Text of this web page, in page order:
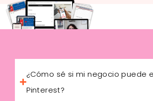
¿Cómo sé si mi negocio puede
Pinterest?